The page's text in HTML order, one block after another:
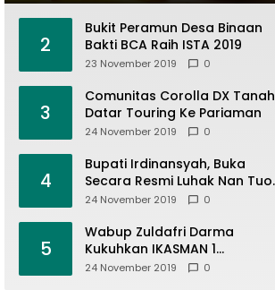
2
Bukit Peramun Desa Binaan
Bakti BCA Raih ISTA 2019
23 November 2019 0
3
Comunitas Corolla DX Tanah
Datar Touring Ke Pariaman
24 November 2019 0
4
Bupati Irdinansyah, Buka
Secara Resmi Luhak Nan Tuo
Wirabraja Adventure Offroad
24 November 2019 0
5
Wabup Zuldafri Darma
Kukuhkan IKASMAN 1
Pariangan Se Jabodetabek
24 November 2019 0